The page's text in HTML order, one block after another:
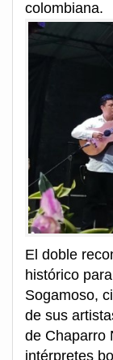
colombiana.
El doble
histórico
Sogamoso,
de sus
de Chaparro
intérpretes